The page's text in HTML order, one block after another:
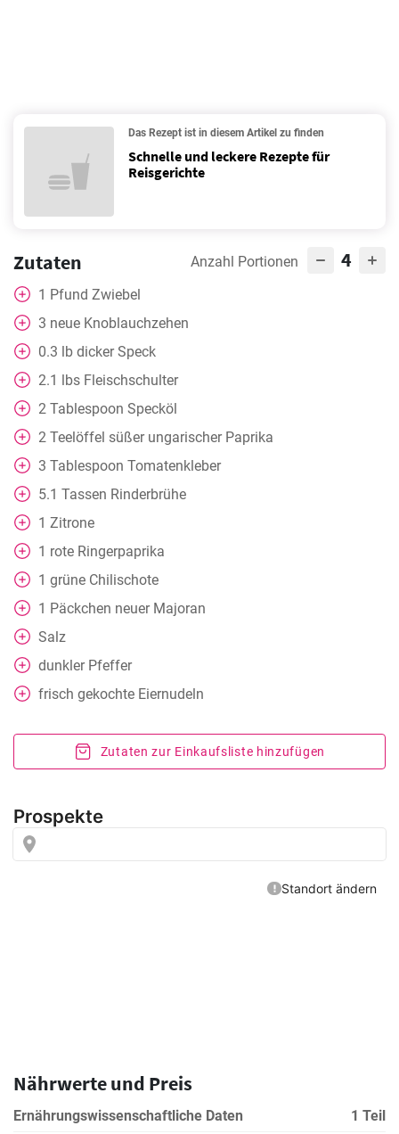
Das Rezept ist in diesem Artikel zu finden
Schnelle und leckere Rezepte für
Reisgerichte
Zutaten Anzahl Portionen 4
1 Pfund Zwiebel
3 neue Knoblauchzehen
0.3 lb dicker Speck
2.1 lbs Fleischschulter
2 Tablespoon Specköl
2 Teelöffel süßer ungarischer Paprika
3 Tablespoon Tomatenkleber
5.1 Tassen Rinderbrühe
1 Zitrone
1 rote Ringerpaprika
1 grüne Chilischote
1 Päckchen neuer Majoran
Salz
dunkler Pfeffer
frisch gekochte Eiernudeln
Zutaten zur Einkaufsliste hinzufügen
Nährwerte und Preis
Ernährungswissenschaftliche Daten
1 Teil